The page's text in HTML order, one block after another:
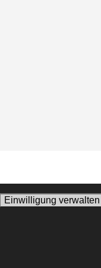
Einwilligung verwalten